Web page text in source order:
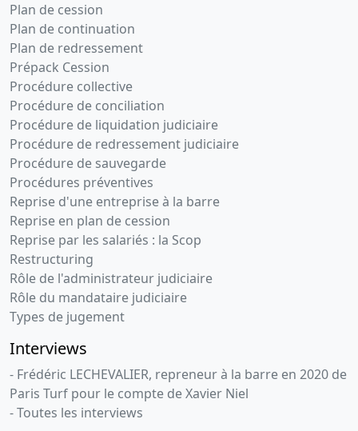
Plan de cession
Plan de continuation
Plan de redressement
Prépack Cession
Procédure collective
Procédure de conciliation
Procédure de liquidation judiciaire
Procédure de redressement judiciaire
Procédure de sauvegarde
Procédures préventives
Reprise d'une entreprise à la barre
Reprise en plan de cession
Reprise par les salariés : la Scop
Restructuring
Rôle de l'administrateur judiciaire
Rôle du mandataire judiciaire
Types de jugement
Interviews
- Frédéric LECHEVALIER, repreneur à la barre en 2020 de
Paris Turf pour le compte de Xavier Niel
- Toutes les interviews